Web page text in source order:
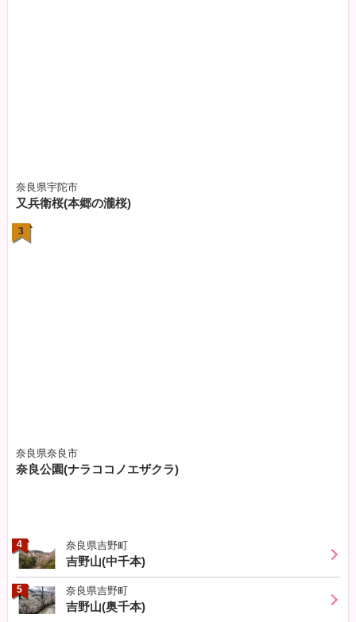
奈良県宇陀市
又兵衛桜(本郷の瀧桜)
3
奈良県奈良市
奈良公園(ナラココノエザクラ)
4 奈良県吉野町
吉野山(中千本)
5 奈良県吉野町
吉野山(奥千本)